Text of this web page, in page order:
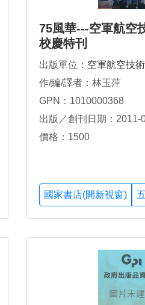
75風華---空軍航空
校慶特刊
出版單位： 空軍航空技
作/編/譯者：林玉萍
GPN：1010000368
出版／創刊日期：2011-
價格：1500
國家書店(開新視窗)